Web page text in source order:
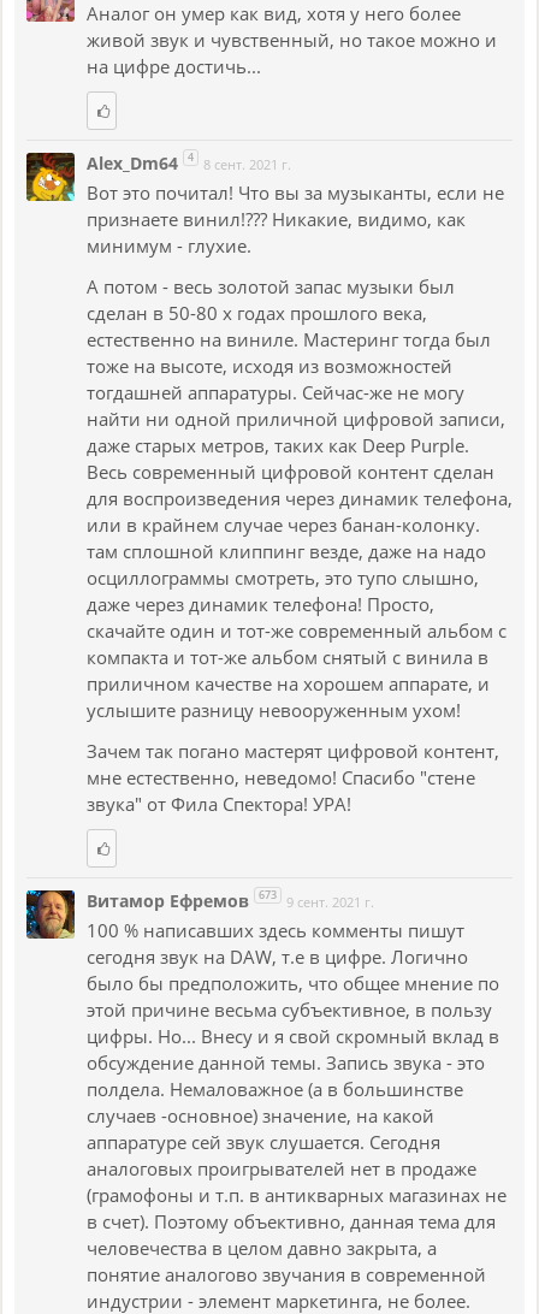
Аналог он умер как вид, хотя у него более
живой звук и чувственный, но такое можно и
на цифре достичь...
Alex_Dm64 4 8 сент. 2021 г.
Вот это почитал! Что вы за музыканты, если не
признаете винил!??? Никакие, видимо, как
минимум - глухие.
А потом - весь золотой запас музыки был
сделан в 50-80 х годах прошлого века,
естественно на виниле. Мастеринг тогда был
тоже на высоте, исходя из возможностей
тогдашней аппаратуры. Сейчас-же не могу
найти ни одной приличной цифровой записи,
даже старых метров, таких как Deep Purple.
Весь современный цифровой контент сделан
для воспроизведения через динамик телефона,
или в крайнем случае через банан-колонку.
там сплошной клиппинг везде, даже на надо
осциллограммы смотреть, это тупо слышно,
даже через динамик телефона! Просто,
скачайте один и тот-же современный альбом с
компакта и тот-же альбом снятый с винила в
приличном качестве на хорошем аппарате, и
услышите разницу невооруженным ухом!
Зачем так погано мастерят цифровой контент,
мне естественно, неведомо! Спасибо "стене
звука" от Фила Спектора! УРА!
Витамор Ефремов 673 9 сент. 2021 г.
100 % написавших здесь комменты пишут
сегодня звук на DAW, т.е в цифре. Логично
было бы предположить, что общее мнение по
этой причине весьма субъективное, в пользу
цифры. Но... Внесу и я свой скромный вклад в
обсуждение данной темы. Запись звука - это
полдела. Немаловажное (а в большинстве
случаев -основное) значение, на какой
аппаратуре сей звук слушается. Сегодня
аналоговых проигрывателей нет в продаже
(грамофоны и т.п. в антикварных магазинах не
в счет). Поэтому объективно, данная тема для
человечества в целом давно закрыта, а
понятие аналогово звучания в современной
индустрии - элемент маркетинга, не более.